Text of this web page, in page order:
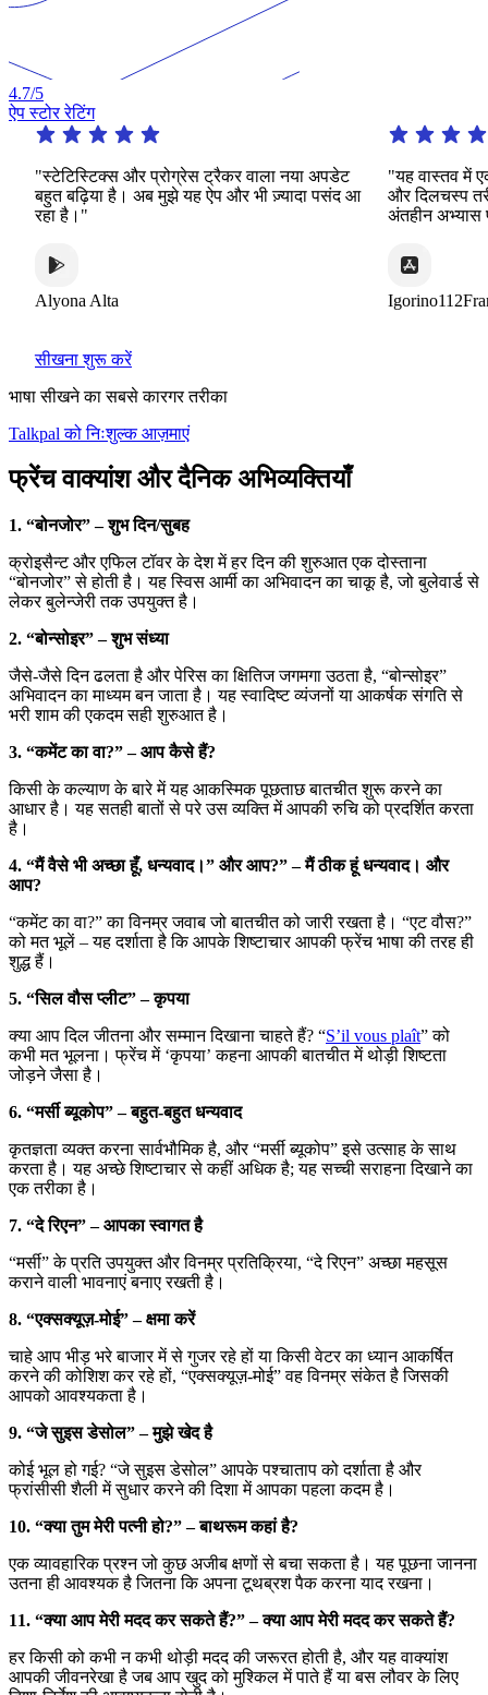
4.7/5
ऐप स्टोर रेटिंग
और प्रोग्रेस ट्रैकर वाला नया अपडेट
बढ़िया है। अब मुझे यह ऐप और भी ज़्यादा पसंद आ
Alta
"यह वास्तव में एक
और दिलचस्प तरीकों की
अंतहीन अभ्यास प्रदान
Igorino112France
सीखना शुरू करें
भाषा सीखने का सबसे कारगर तरीका
Talkpal को निःशुल्क आज़माएं
फ्रेंच वाक्यांश और दैनिक अभिव्यक्तियाँ
1. “बोनजोर” – शुभ दिन/सुबह
क्रोइसैन्ट और एफिल टॉवर के देश में हर दिन की शुरुआत एक दोस्ताना
“बोनजोर” से होती है। यह स्विस आर्मी का अभिवादन का चाकू है, जो बुलेवार्ड से
लेकर बुलेन्जेरी तक उपयुक्त है।
2. “बोन्सोइर” – शुभ संध्या
जैसे-जैसे दिन ढलता है और पेरिस का क्षितिज जगमगा उठता है, “बोन्सोइर”
अभिवादन का माध्यम बन जाता है। यह स्वादिष्ट व्यंजनों या आकर्षक संगति से
भरी शाम की एकदम सही शुरुआत है।
3. “कमेंट का वा?” – आप कैसे हैं?
किसी के कल्याण के बारे में यह आकस्मिक पूछताछ बातचीत शुरू करने का
आधार है। यह सतही बातों से परे उस व्यक्ति में आपकी रुचि को प्रदर्शित करता
है।
4. “मैं वैसे भी अच्छा हूँ, धन्यवाद।” और आप?” – मैं ठीक हूं धन्यवाद। और
आप?
“कमेंट का वा?” का विनम्र जवाब जो बातचीत को जारी रखता है। “एट वौस?”
को मत भूलें – यह दर्शाता है कि आपके शिष्टाचार आपकी फ्रेंच भाषा की तरह ही
शुद्ध हैं।
5. “सिल वौस प्लीट” – कृपया
क्या आप दिल जीतना और सम्मान दिखाना चाहते हैं? “S’il vous plaît” को
कभी मत भूलना। फ्रेंच में ‘कृपया’ कहना आपकी बातचीत में थोड़ी शिष्टता
जोड़ने जैसा है।
6. “मर्सी ब्यूकोप” – बहुत-बहुत धन्यवाद
कृतज्ञता व्यक्त करना सार्वभौमिक है, और “मर्सी ब्यूकोप” इसे उत्साह के साथ
करता है। यह अच्छे शिष्टाचार से कहीं अधिक है; यह सच्ची सराहना दिखाने का
एक तरीका है।
7. “दे रिएन” – आपका स्वागत है
“मर्सी” के प्रति उपयुक्त और विनम्र प्रतिक्रिया, “दे रिएन” अच्छा महसूस
कराने वाली भावनाएं बनाए रखती है।
8. “एक्सक्यूज़-मोई” – क्षमा करें
चाहे आप भीड़ भरे बाजार में से गुजर रहे हों या किसी वेटर का ध्यान आकर्षित
करने की कोशिश कर रहे हों, “एक्सक्यूज़-मोई” वह विनम्र संकेत है जिसकी
आपको आवश्यकता है।
9. “जे सुइस डेसोल” – मुझे खेद है
कोई भूल हो गई? “जे सुइस डेसोल” आपके पश्चाताप को दर्शाता है और
फ्रांसीसी शैली में सुधार करने की दिशा में आपका पहला कदम है।
10. “क्या तुम मेरी पत्नी हो?” – बाथरूम कहां है?
एक व्यावहारिक प्रश्न जो कुछ अजीब क्षणों से बचा सकता है। यह पूछना जानना
उतना ही आवश्यक है जितना कि अपना टूथब्रश पैक करना याद रखना।
11. “क्या आप मेरी मदद कर सकते हैं?” – क्या आप मेरी मदद कर सकते हैं?
हर किसी को कभी न कभी थोड़ी मदद की जरूरत होती है, और यह वाक्यांश
आपकी जीवनरेखा है जब आप खुद को मुश्किल में पाते हैं या बस लौवर के लिए